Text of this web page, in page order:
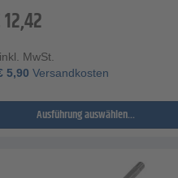
12,42
MwSt.
5,90 Versandkosten
Ausführung auswählen...